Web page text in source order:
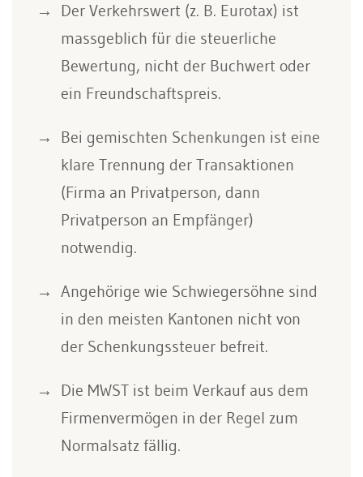
Der Verkehrswert (z. B. Eurotax) ist
massgeblich für die steuerliche
Bewertung, nicht der Buchwert oder
ein Freundschaftspreis.
Bei gemischten Schenkungen ist eine
klare Trennung der Transaktionen
(Firma an Privatperson, dann
Privatperson an Empfänger)
notwendig.
Angehörige wie Schwiegersöhne sind
in den meisten Kantonen nicht von
der Schenkungssteuer befreit.
Die MWST ist beim Verkauf aus dem
Firmenvermögen in der Regel zum
Normalsatz fällig.